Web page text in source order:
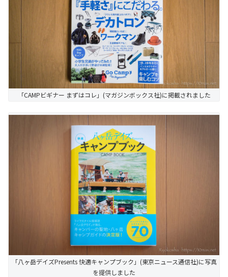
「CAMPビギナー まずはコレ」(マガジンボックス社)に掲載されました
「八ヶ岳デイズPresents 快適キャンプブック」(東京ニュース通信社)に写真
を提供しました